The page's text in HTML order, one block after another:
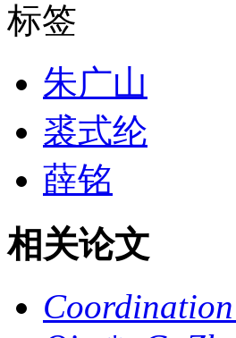
标签
朱广山
裘式纶
薛铭
相关论文